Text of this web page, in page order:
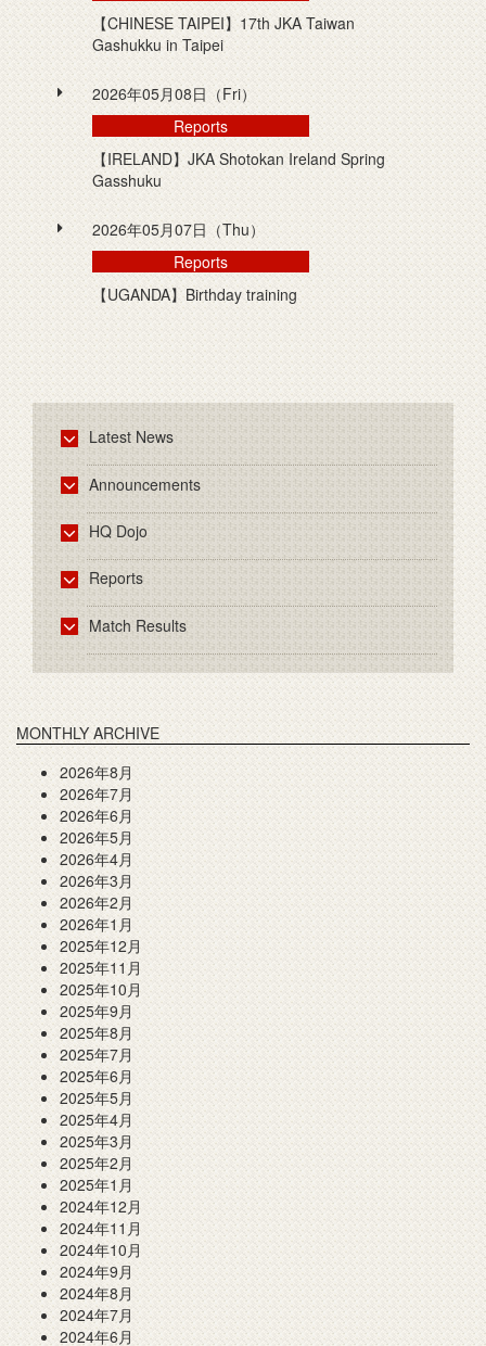
【CHINESE TAIPEI】17th JKA Taiwan
Gashukku in Taipei
2026年05月08日（Fri）
Reports
【IRELAND】JKA Shotokan Ireland Spring
Gasshuku
2026年05月07日（Thu）
Reports
【UGANDA】Birthday training
Latest News
Announcements
HQ Dojo
Reports
Match Results
MONTHLY ARCHIVE
2026年8月
2026年7月
2026年6月
2026年5月
2026年4月
2026年3月
2026年2月
2026年1月
2025年12月
2025年11月
2025年10月
2025年9月
2025年8月
2025年7月
2025年6月
2025年5月
2025年4月
2025年3月
2025年2月
2025年1月
2024年12月
2024年11月
2024年10月
2024年9月
2024年8月
2024年7月
2024年6月